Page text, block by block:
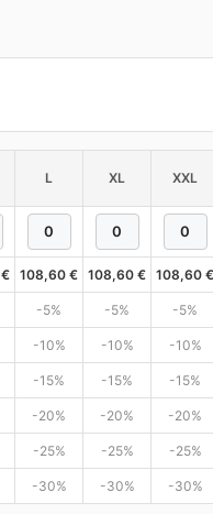
L XL XXL
€ 108,60 € 108,60 € 108,60 €
-5% -5% -5%
-10% -10% -10%
-15% -15% -15%
-20% -20% -20%
-25% -25% -25%
-30% -30% -30%